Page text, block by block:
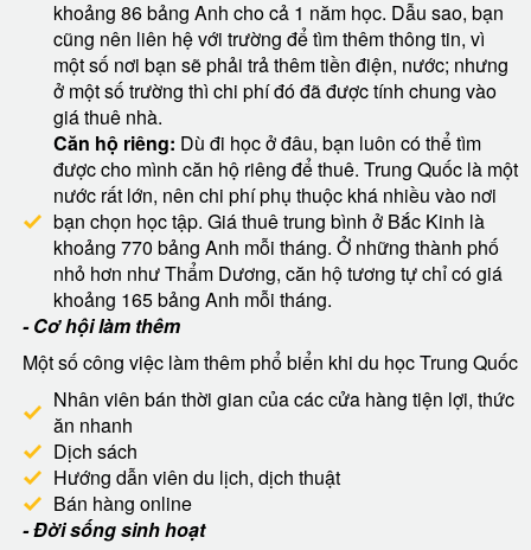
khoảng 86 bảng Anh cho cả 1 năm học. Dẫu sao, bạn
cũng nên liên hệ với trường để tìm thêm thông tin, vì
một số nơi bạn sẽ phải trả thêm tiền điện, nước; nhưng
ở một số trường thì chi phí đó đã được tính chung vào
giá thuê nhà.
Căn hộ riêng: Dù đi học ở đâu, bạn luôn có thể tìm
được cho mình căn hộ riêng để thuê. Trung Quốc là một
nước rất lớn, nên chi phí phụ thuộc khá nhiều vào nơi
bạn chọn học tập. Giá thuê trung bình ở Bắc Kinh là
khoảng 770 bảng Anh mỗi tháng. Ở những thành phố
nhỏ hơn như Thẩm Dương, căn hộ tương tự chỉ có giá
khoảng 165 bảng Anh mỗi tháng.
- Cơ hội làm thêm
Một số công việc làm thêm phổ biển khi du học Trung Quốc
Nhân viên bán thời gian của các cửa hàng tiện lợi, thức
ăn nhanh
Dịch sách
Hướng dẫn viên du lịch, dịch thuật
Bán hàng online
- Đời sống sinh hoạt